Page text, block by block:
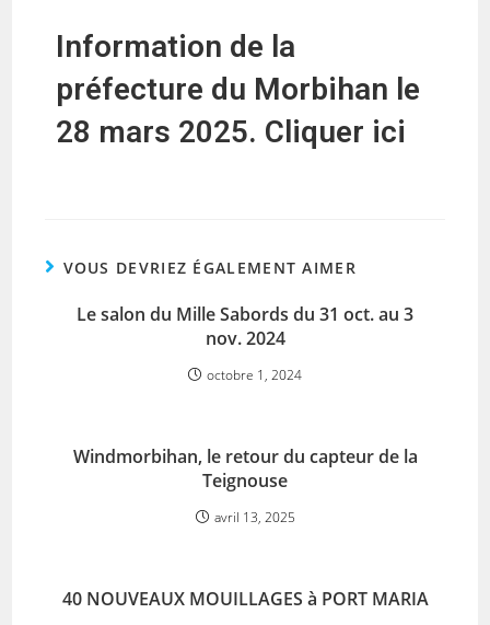
Information de la
préfecture du Morbihan le
28 mars 2025. Cliquer ici
VOUS DEVRIEZ ÉGALEMENT AIMER
Le salon du Mille Sabords du 31 oct. au 3
nov. 2024
octobre 1, 2024
Windmorbihan, le retour du capteur de la
Teignouse
avril 13, 2025
40 NOUVEAUX MOUILLAGES à PORT MARIA